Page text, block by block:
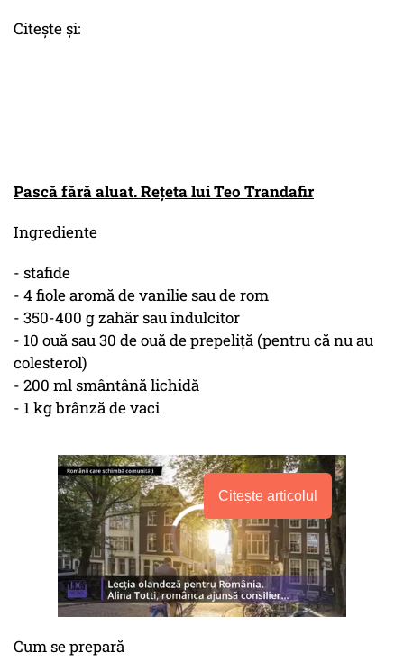
Citește și:
Pască fără aluat. Rețeta lui Teo Trandafir
Ingrediente
- stafide
- 4 fiole aromă de vanilie sau de rom
- 350-400 g zahăr sau îndulcitor
- 10 ouă sau 30 de ouă de prepeliţă (pentru că nu au
colesterol)
- 200 ml smântână lichidă
- 1 kg brânză de vaci
Citește articolul
Cum se prepară